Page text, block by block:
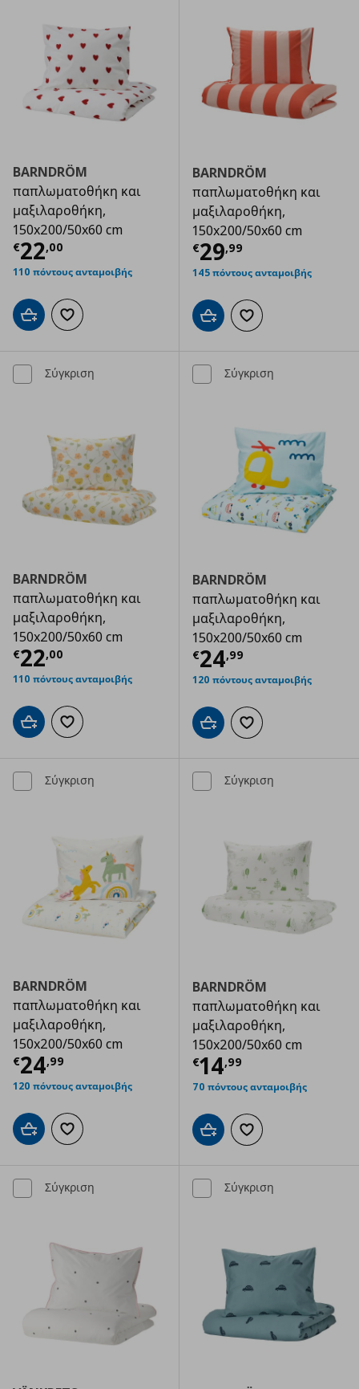
BARNDRÖM
παπλωματοθήκη και
μαξιλαροθήκη,
150x200/50x60 cm
€22,00
Τρέχουσα τιμή € 22,00
110 πόντους ανταμοιβής
Προσθήκη στο καλάθι
Προσθήκη στα αγαπημένα
BARNDRÖM
παπλωματοθήκη και
μαξιλαροθήκη,
150x200/50x60 cm
€29,99
Τρέχουσα
145 πόντους ανταμοιβής
Προσθήκη στο καλάθι
Προσθήκη στα
Σύγκριση
BARNDRÖM
παπλωματοθήκη και
μαξιλαροθήκη,
150x200/50x60 cm
€22,00
Τρέχουσα τιμή € 22,00
110 πόντους ανταμοιβής
Προσθήκη στο καλάθι
Προσθήκη στα αγαπημένα
Σύγκριση
BARNDRÖM
παπλωματοθήκη και
μαξιλαροθήκη,
150x200/50x60 cm
€24,99
Τρέχουσα
120 πόντους ανταμοιβής
Προσθήκη στο καλάθι
Προσθήκη στα
Σύγκριση
BARNDRÖM
παπλωματοθήκη και
μαξιλαροθήκη,
150x200/50x60 cm
€24,99
Τρέχουσα τιμή € 24,99
120 πόντους ανταμοιβής
Προσθήκη στο καλάθι
Προσθήκη στα αγαπημένα
Σύγκριση
BARNDRÖM
παπλωματοθήκη και
μαξιλαροθήκη,
150x200/50x60 cm
€14,99
Τρέχουσα
70 πόντους ανταμοιβής
Προσθήκη στο καλάθι
Προσθήκη στα
Σύγκριση Σύγκριση